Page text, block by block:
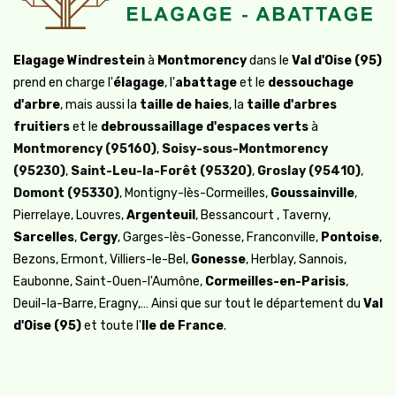
Groslay - 95
urgence, un arbre qui menaçait de tomber sur la
maison du voisin... Merci pour la réactivité de l
équipe qui est intervenue rapidement malgré
des conditions climatiques difficiles. Chantier
très propre après leur passage. Je recommande
vivement !
Jean-Pierre T.
Montmorency - 95
Nous faisons appel à Elagage Windrestein depuis
de nombreuses années. Le travail est bien réalisé
et ils sont toujours de bons conseils sur les choix
des plantations et des aménagements. Depuis
notre jardin fait l admiration de tous nos
visiteurs, merci !
Elagage Windresteinà Montmorencydans le Val d'Oise (95)
prend en charge l'élagage, l'abattageet le dessouchage
d'arbre, mais aussi la taille de haies, la taille d'arbres
fruitierset le debroussaillage d'espaces vertsà
Montmorency (95160), Soisy-sous-Montmorency
(95230), Saint-Leu-la-Forêt (95320), Groslay (95410),
Domont (95330), Montigny-lès-Cormeilles, Goussainville,
Pierrelaye, Louvres,Argenteuil , Bessancourt , Taverny,
Sarcelles, Cergy, Garges-lès-Gonesse, Franconville, Pontoise,
Bezons, Ermont, Villiers-le-Bel, Gonesse, Herblay, Sannois,
Eaubonne, Saint-Ouen-l'Aumône, Cormeilles-en-Parisis,
Deuil-la-Barre, Eragny,… Ainsi que sur tout le département du Val
d'Oise (95)et toute l' Ile de France.